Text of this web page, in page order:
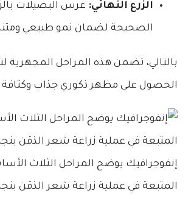
الزرع النهائي: غرس البصيلات
الصحيحة لضمان نمو طبيعي
بالتالي، تضمن هذه المراحل المجهرية
الحصول على مظهر ذكوري جذاب وكثافة
إنفوجرافيك يوضح المراحل الثلاث
المتبعة في عملية زراعة شعر الذقن